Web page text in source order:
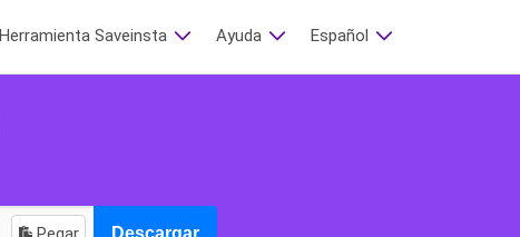
Herramienta Saveinsta Ayuda Español
Descargar